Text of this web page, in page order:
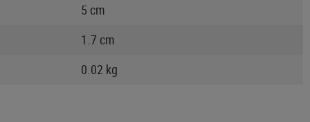
5 cm
1.7 cm
0.02 kg